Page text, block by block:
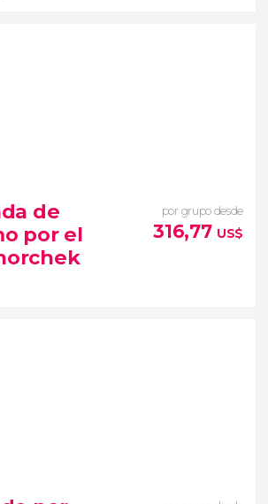
por el Parque Nacional Ala
natural de Kirguistán
de
por el
por grupo desde
316,77 US$